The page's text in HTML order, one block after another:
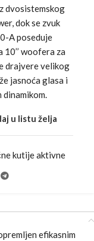
dvosistemskog
dok se zvuk
A poseduje
woofera za
drajvere velikog
jasnoća glasa i
u listu želja
kutije aktivne
efikasnim